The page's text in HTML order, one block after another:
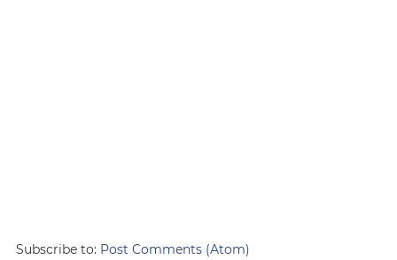
Subscribe to: Post Comments (Atom)